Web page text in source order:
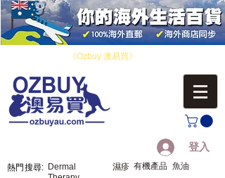
《Ozbuy 澳易買》
登入
熱門搜尋: Dermal
濕疹 有機產品 魚油